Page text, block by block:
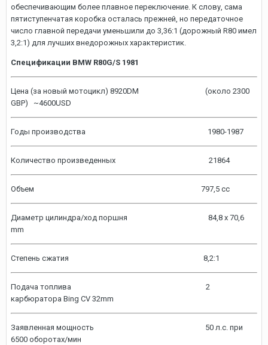
обеспечивающим более плавное переключение. К слову, сама
пятиступенчатая коробка осталась прежней, но передаточное
число главной передачи уменьшили до 3,36:1 (дорожный R80 имел
3,2:1) для лучших внедорожных характеристик.
Спецификации BMW R80G/S 1981
Цена (за новый мотоцикл) 8920DM (около 2300
GBP) ~4600USD
Годы производства 1980-1987
Количество произведенных 21864
Объем 797,5 cc
Диаметр цилиндра/ход поршня 84,8 x 70,6
mm
Степень сжатия 8,2:1
Подача топлива 2
карбюратора Bing CV 32mm
Заявленная мощность 50 л.с. при
6500 оборотах/мин